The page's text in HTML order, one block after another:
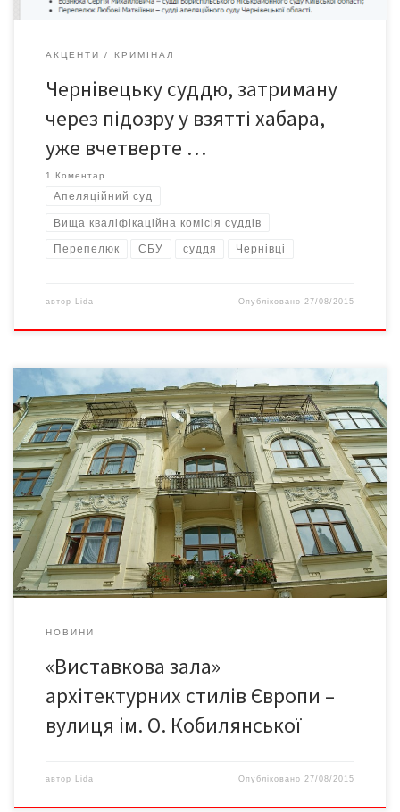
АКЦЕНТИ КРИМІНАЛ
Чернівецьку суддю, затриману
через підозру у взятті хабара,
уже вчетверте …
1 Коментар
Апеляційний суд
Вища кваліфікаційна комісія суддів
Перепелюк СБУ суддя Чернівці
автор Lida Опубліковано 27/08/2015
Колишня Панська вулиця, яку нинішні чернівчани запросто
звуть «Кобилянською» вважається виставковим залом
архітектурних стилів Європи. Найдавніша згадка про неї
належить до останнього десятиріччя XVIII століття: під назвою
Геренгассе (Панська) вона вперше згадується 1793 року. Це
був один з виїздів з міста на південь і до Панської вулиця
називалася Молодіївською, за […]
НОВИНИ
«Виставкова зала»
архітектурних стилів Європи –
вулиця ім. О. Кобилянської
автор Lida Опубліковано27/08/2015